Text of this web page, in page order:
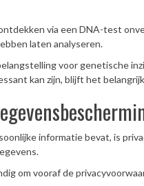
via een DNA-test
laten analyseren.
voor genetische
kan zijn, blijft het
informatie bevat, is
om vooraf de